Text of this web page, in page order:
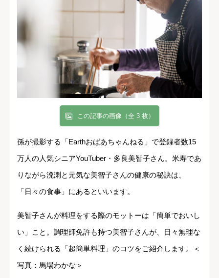
この記事の画像（全 3 枚）
孫が撮影する「Earthおばあちゃんねる」で登録者数15
万人の人気シニアYouTuber・多良美智子さん。米寿であ
りながら溌溂と元気な美智子さんの健康の秘訣は、
「日々の食事」にあるといいます。
美智子さんが料理をする際のモットーは「簡単でおいし
い」こと。調理師免許も持つ美智子さんが、日々無理な
く続けられる「超簡単料理」のコツをご紹介します。＜
写真：馬場わかな＞